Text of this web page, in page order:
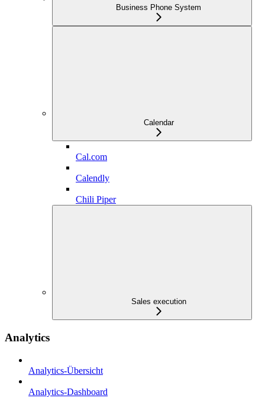
Business Phone System
Calendar
Cal.com
Calendly
Chili Piper
Sales execution
Analytics
Analytics-Übersicht
Analytics-Dashboard